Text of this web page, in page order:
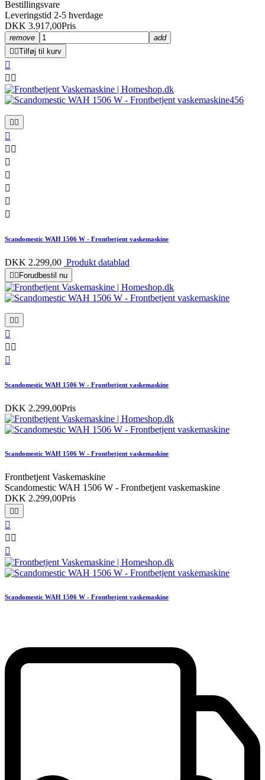
Bestillingsvare
Leveringstid 2-5 hverdage
DKK 3.917,00Pris
remove
add
 Tilføj til kurv

 
 

 





Scandomestic WAH 1506 W - Frontbetjent vaskemaskine
DKK 2.299,00 Produkt datablad
  Forudbestil nu
 

 

Scandomestic WAH 1506 W - Frontbetjent vaskemaskine
DKK 2.299,00Pris
Scandomestic WAH 1506 W - Frontbetjent vaskemaskine
Frontbetjent Vaskemaskine
Scandomestic WAH 1506 W - Frontbetjent vaskemaskine
DKK 2.299,00Pris
 

 

Scandomestic WAH 1506 W - Frontbetjent vaskemaskine